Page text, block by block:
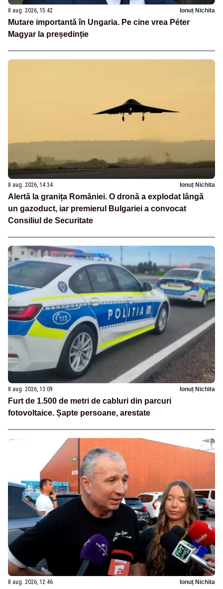
8 aug. 2026, 15:42 Ionuț Nichita
Mutare importantă în Ungaria. Pe cine vrea Péter
Magyar la președinție
8 aug. 2026, 14:34 Ionuț Nichita
Alertă la granița României. O dronă a explodat lângă
un gazoduct, iar premierul Bulgariei a convocat
Consiliul de Securitate
8 aug. 2026, 13:09 Ionuț Nichita
Furt de 1.500 de metri de cabluri din parcuri
fotovoltaice. Șapte persoane, arestate
8 aug. 2026, 12:46 Ionuț Nichita